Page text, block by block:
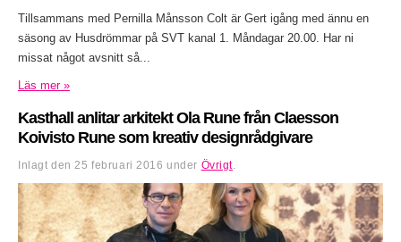
Tillsammans med Pernilla Månsson Colt är Gert igång med ännu en
säsong av Husdrömmar på SVT kanal 1. Måndagar 20.00. Har ni
missat något avsnitt så...
Läs mer »
Kasthall anlitar arkitekt Ola Rune från Claesson
Koivisto Rune som kreativ designrådgivare
Inlagt den 25 februari 2016 under Övrigt